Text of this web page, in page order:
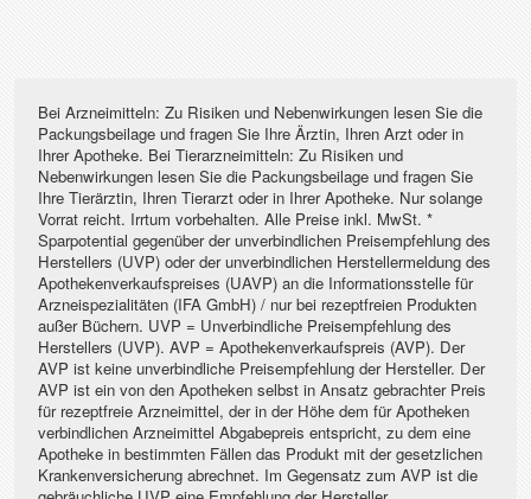
Bei Arzneimitteln: Zu Risiken und Nebenwirkungen lesen Sie die
Packungsbeilage und fragen Sie Ihre Ärztin, Ihren Arzt oder in
Ihrer Apotheke. Bei Tierarzneimitteln: Zu Risiken und
Nebenwirkungen lesen Sie die Packungsbeilage und fragen Sie
Ihre Tierärztin, Ihren Tierarzt oder in Ihrer Apotheke. Nur solange
Vorrat reicht. Irrtum vorbehalten. Alle Preise inkl. MwSt. *
Sparpotential gegenüber der unverbindlichen Preisempfehlung des
Herstellers (UVP) oder der unverbindlichen Herstellermeldung des
Apothekenverkaufspreises (UAVP) an die Informationsstelle für
Arzneispezialitäten (IFA GmbH) / nur bei rezeptfreien Produkten
außer Büchern. UVP = Unverbindliche Preisempfehlung des
Herstellers (UVP). AVP = Apothekenverkaufspreis (AVP). Der
AVP ist keine unverbindliche Preisempfehlung der Hersteller. Der
AVP ist ein von den Apotheken selbst in Ansatz gebrachter Preis
für rezeptfreie Arzneimittel, der in der Höhe dem für Apotheken
verbindlichen Arzneimittel Abgabepreis entspricht, zu dem eine
Apotheke in bestimmten Fällen das Produkt mit der gesetzlichen
Krankenversicherung abrechnet. Im Gegensatz zum AVP ist die